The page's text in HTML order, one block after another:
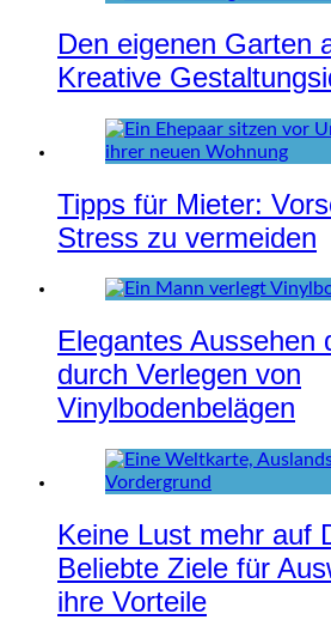
Den eigenen Garten
Kreative
Tipps für Mieter:
Stress zu vermeiden
Elegantes Aussehen
durch Verlegen von
Vinylbodenbelägen
Keine Lust mehr auf
Beliebte Ziele für
ihre Vorteile